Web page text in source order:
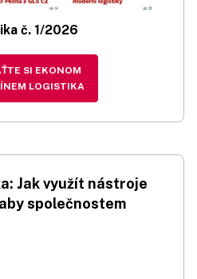
č. 1/2026
SI EKONOM
LOGISTIKA
Jak využít nástroje
společnostem